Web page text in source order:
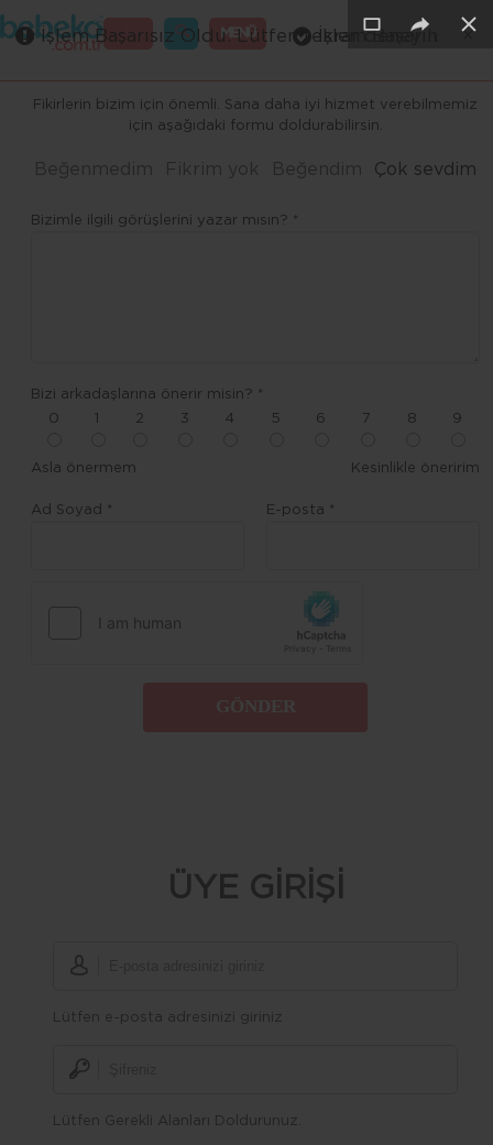
MENÜ
GİRİŞ
Fikirlerin bizim için önemli. Sana daha iyi hizmet verebilmemiz
için aşağıdaki formu doldurabilirsin.
Beğenmedim Fikrim yok Beğendim Çok sevdim
Bizimle ilgili görüşlerini yazar mısın? *
Bizi arkadaşlarına önerir misin? *
0
2 3 4 5 6 7 8 9
Asla önermem Kesinlikle öneririm
Ad Soyad * E-posta *
×
ÜYE GİRİŞİ
Lütfen e-posta adresinizi giriniz
Lütfen Gerekli Alanları Doldurunuz.
×
×
×
İşlem Başarılı ×
İşlem Başarısız Oldu. Lütfen tekrar deneyin ×